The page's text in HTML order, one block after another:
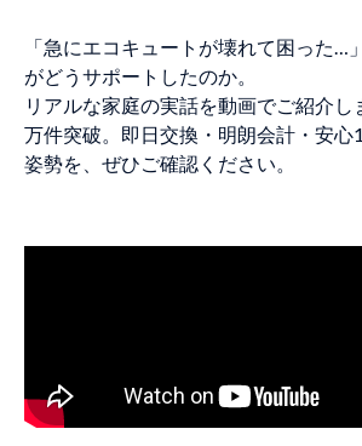
「急にエコキュートが壊れて困った…
がどうサポートしたのか。
リアルな家庭の実話を動画でご紹介し
万件突破。即日交換・明朗会計・安心
姿勢を、ぜひご確認ください。